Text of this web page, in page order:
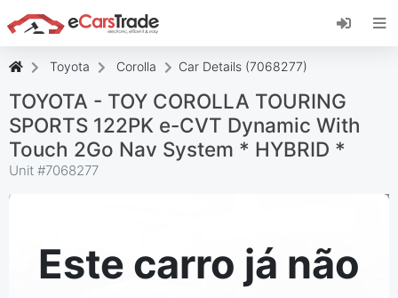
Instale a aplicação web eCarsTrade, adicione-a
ao seu ecrã inicial e receba atualizações
Toyota Corolla Car Details (7068277)
TOYOTA - TOY COROLLA TOURING
SPORTS 122PK e-CVT Dynamic With
Touch 2Go Nav System * HYBRID *
Unit #7068277
Este carro já não